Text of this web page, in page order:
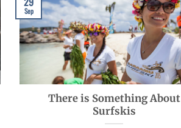
There is Something About
Surfskis
Sep